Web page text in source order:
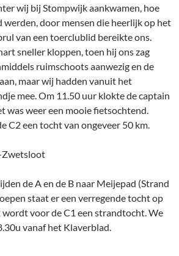
wij bij Stompwijk aankwamen, hoe
door mensen die heerlijk op het
van een toerclublid bereikte ons.
sneller kloppen, toen hij ons zag
ruimschoots aanwezig en de
maar wij hadden vanuit het
mee. Om 11.50 uur klokte de captain
was weer een mooie fietsochtend.
C2 een tocht van ongeveer 50 km.
Zwetsloot
de A en de B naar Meijepad (Strand
staat er een verregende tocht op
wordt voor de C1 een strandtocht. We
vanaf het Klaverblad.